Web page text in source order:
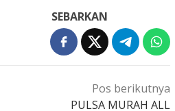
SEBARKAN
Pos berikutnya
PULSA MURAH ALL